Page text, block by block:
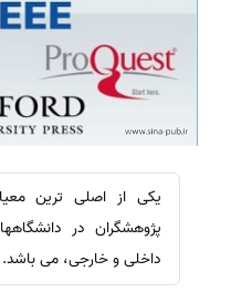
یکی از اصلی ترین
پژوهشگران در
داخلی و خارجی، می باشد.